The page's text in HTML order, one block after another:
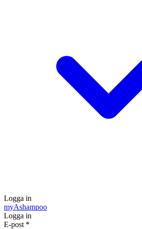
Logga in
myAshampoo
Logga in
E-post *